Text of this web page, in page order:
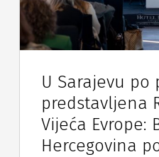
U Sarajevu po
predstavljena
Vijeća Evrope:
Hercegovina